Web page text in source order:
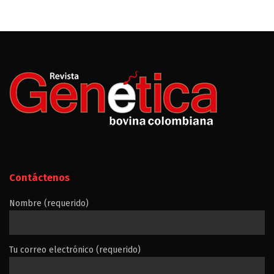
Contáctenos
Nombre (requerido)
Tu correo electrónico (requerido)